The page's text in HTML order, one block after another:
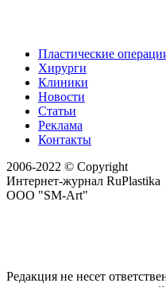
Пластические
Хирурги
Клиники
Новости
Статьи
Реклама
Контакты
2006-2022 © Copyright
Интернет-журнал RuPlastika
ООО "SM-Art"
Редакция не несет